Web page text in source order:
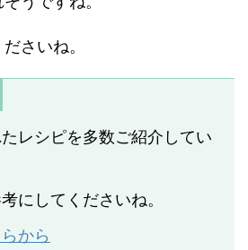
さいね。
レシピを多数ご紹介してい
にしてくださいね。
から